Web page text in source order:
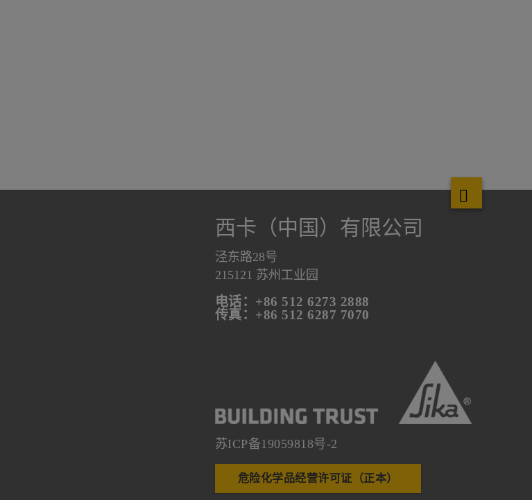
西卡（中国）有限公司
泾东路28号
215121 苏州工业园
电话：+86 512 6273 2888
传真：+86 512 6287 7070
苏ICP备19059818号-2
危险化学品经营许可证（正本）